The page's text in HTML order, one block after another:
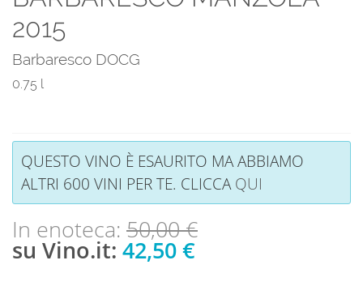
2015
Barbaresco DOCG
0.75 l
QUESTO VINO È ESAURITO MA ABBIAMO
ALTRI 600 VINI PER TE. CLICCAQUI
In enoteca: 50,00 €
su Vino.it: 42,50 €